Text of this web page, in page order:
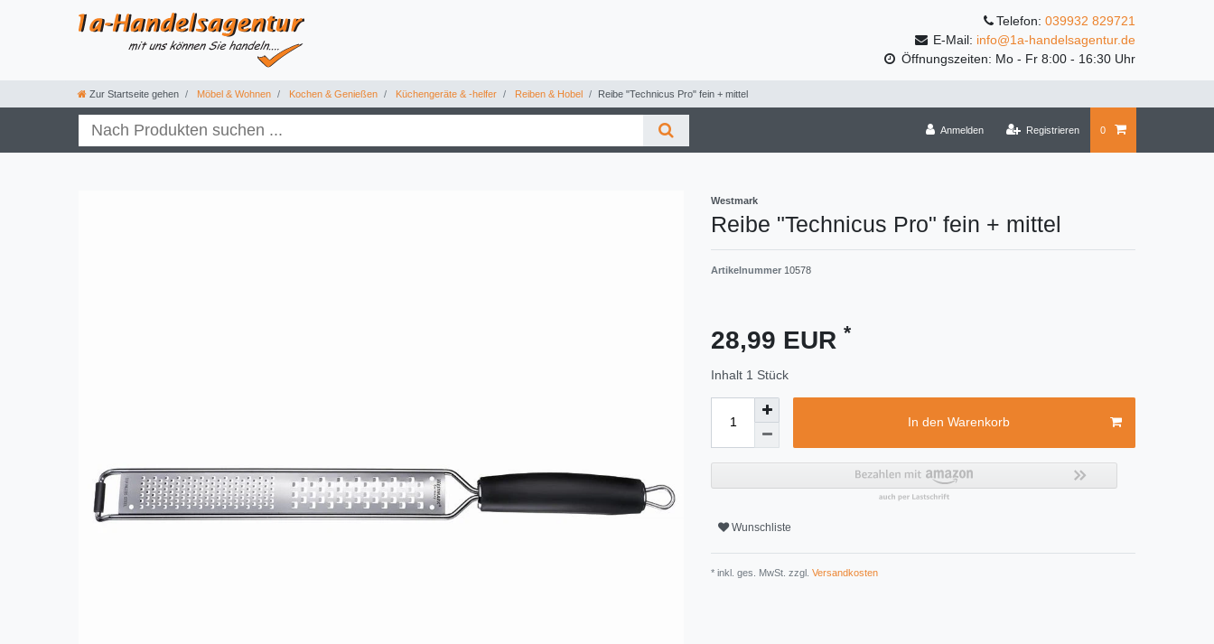
Telefon: 039932 829721
E-Mail: info@1a-handelsagentur.de
Öffnungszeiten: Mo - Fr 8:00 - 16:30 Uhr
Zur Startseite gehen Möbel & Wohnen Kochen & Genießen Küchengeräte & -helfer Reiben & Hobel Reibe "Technicus Pro" fein + mittel
Anmelden Registrieren 0
Westmark
Reibe "Technicus Pro" fein + mittel
Artikelnummer 10578
28,99 EUR *
Inhalt 1 Stück
In den Warenkorb
Wunschliste
* inkl. ges. MwSt. zzgl. Versandkosten